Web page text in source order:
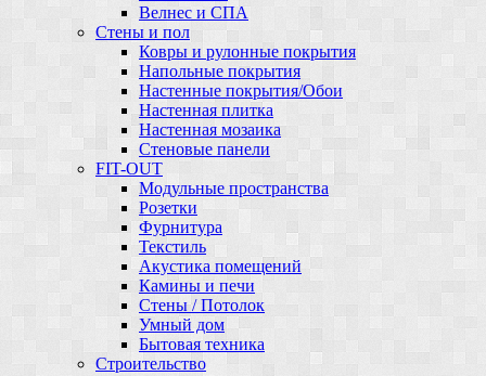
Велнес и СПА
Стены и пол
Ковры и рулонные покрытия
Напольные покрытия
Настенные покрытия/Обои
Настенная плитка
Настенная мозаика
Стеновые панели
FIT-OUT
Модульные пространства
Розетки
Фурнитура
Текстиль
Акустика помещений
Камины и печи
Стены / Потолок
Умный дом
Бытовая техника
Строительство